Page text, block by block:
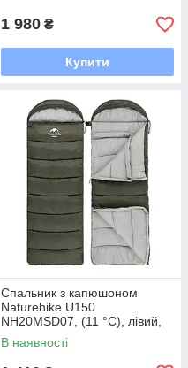
1 980 ₴
Купити
Спальник з капюшоном
Naturehike U150
NH20MSD07, (11 °C), лівий,
зелений
В наявності